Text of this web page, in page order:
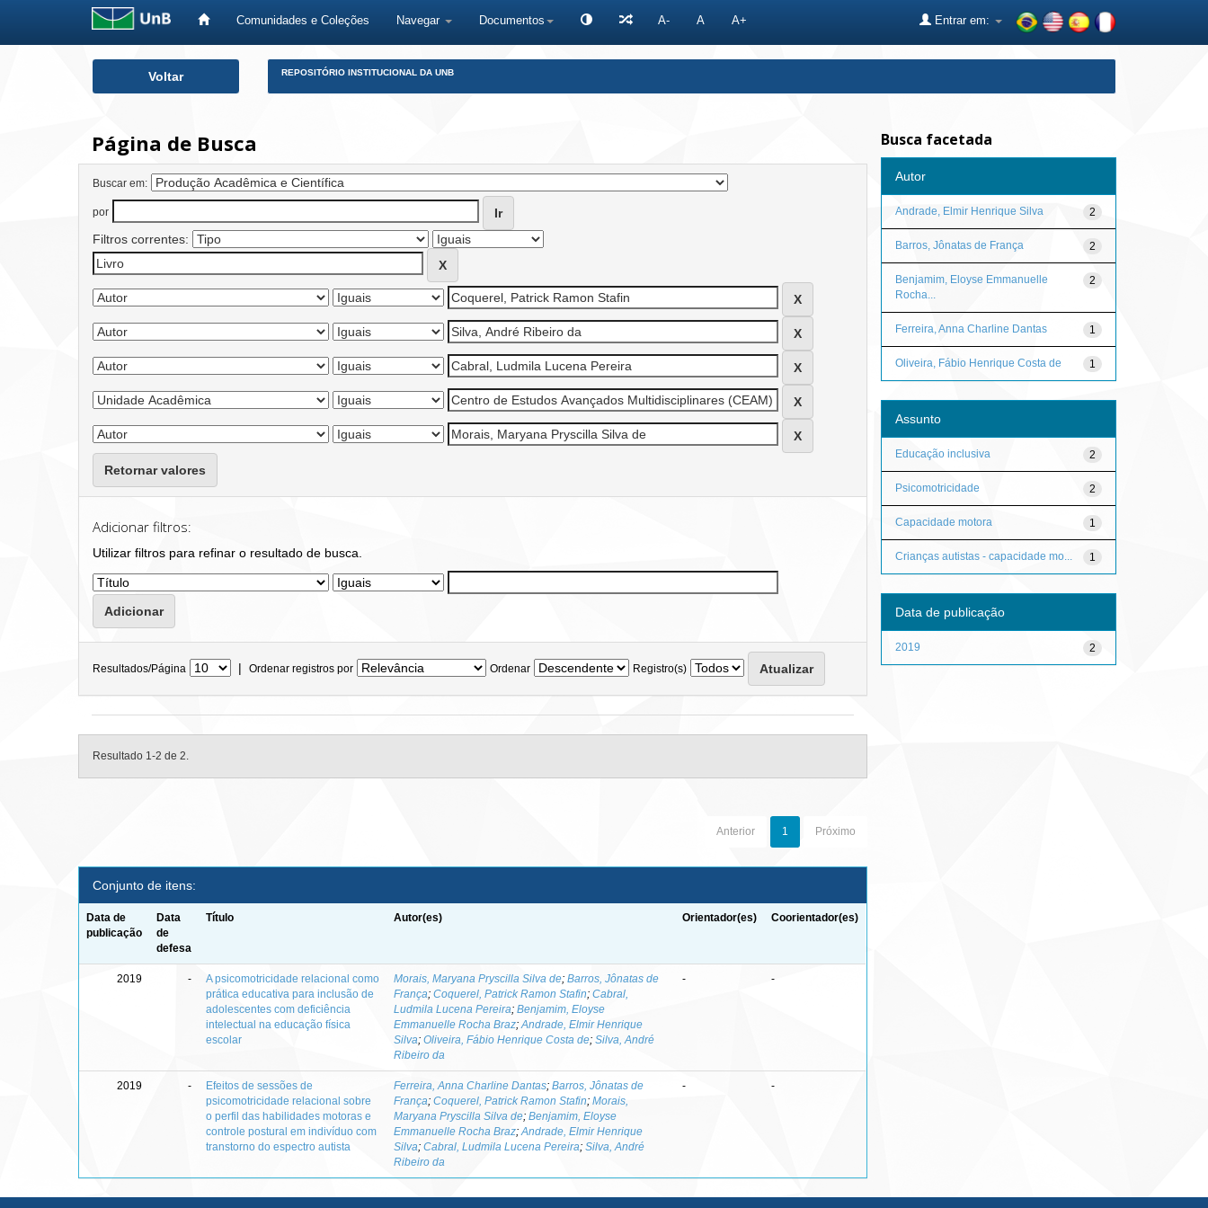
Comunidades e Coleções Navegar Documentos A- A A+ Entrar em:
Voltar REPOSITÓRIO INSTITUCIONAL DA UNB
Página de Busca
Buscar em:
por
Filtros correntes:
Retornar valores
Adicionar filtros:
Utilizar filtros para refinar o resultado de busca.
Resultados/Página | Ordenar registros por Ordenar Registro(s)
Resultado 1-2 de 2.
Anterior 1 Próximo
Conjunto de itens:
Data de
publicação
Data
de
defesa
Título Autor(es) Orientador(es) Coorientador(es)
2019 -
A psicomotricidade relacional como
prática educativa para inclusão de
adolescentes com deficiência
intelectual na educação física
escolar
Morais, Maryana Pryscilla Silva de;Barros, Jônatas de
França;Coquerel, Patrick Ramon Stafin;Cabral,
Ludmila Lucena Pereira;Benjamim, Eloyse
Emmanuelle Rocha Braz;Andrade, Elmir Henrique
Silva;Oliveira, Fábio Henrique Costa de;Silva, André
Ribeiro da
- -
2019 -
Efeitos de sessões de
psicomotricidade relacional sobre
o perfil das habilidades motoras e
controle postural em indivíduo com
transtorno do espectro autista
Ferreira, Anna Charline Dantas;Barros, Jônatas de
França;Coquerel, Patrick Ramon Stafin;Morais,
Maryana Pryscilla Silva de;Benjamim, Eloyse
Emmanuelle Rocha Braz;Andrade, Elmir Henrique
Silva;Cabral, Ludmila Lucena Pereira;Silva, André
Ribeiro da
- -
Busca facetada
Autor
2
Andrade, Elmir Henrique Silva
2
Barros, Jônatas de França
2
Benjamim, Eloyse Emmanuelle
Rocha...
1
Ferreira, Anna Charline Dantas
1
Oliveira, Fábio Henrique Costa de
Assunto
2
Educação inclusiva
2
Psicomotricidade
1
Capacidade motora
1
Crianças autistas - capacidade mo...
Data de publicação
2
2019